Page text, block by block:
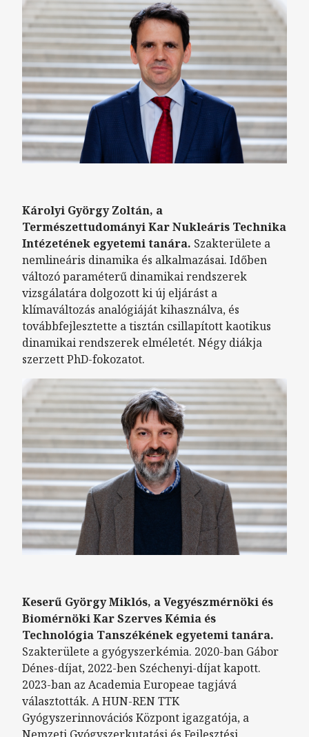
Károlyi György Zoltán, a
Természettudományi Kar Nukleáris Technika
Intézetének egyetemi tanára. Szakterülete a
nemlineáris dinamika és alkalmazásai. Időben
változó paraméterű dinamikai rendszerek
vizsgálatára dolgozott ki új eljárást a
klímaváltozás analógiáját kihasználva, és
továbbfejlesztette a tisztán csillapított kaotikus
dinamikai rendszerek elméletét. Négy diákja
szerzett PhD-fokozatot.
Keserű György Miklós, a Vegyészmérnöki és
Biomérnöki Kar Szerves Kémia és
Technológia Tanszékének egyetemi tanára.
Szakterülete a gyógyszerkémia. 2020-ban Gábor
Dénes-díjat, 2022-ben Széchenyi-díjat kapott.
2023-ban az Academia Europeae tagjává
választották. A HUN-REN TTK
Gyógyszerinnovációs Központ igazgatója, a